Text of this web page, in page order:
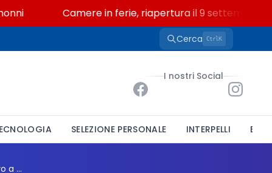
Camere in ferie, riapertura il 9 settembre tra
Cerca CtrlK
I nostri Social
SELEZIONE PERSONALE INTERPELLI
Comune di Mornago, mobilità volontaria per un istruttore amministrativo a tempo indeterminato